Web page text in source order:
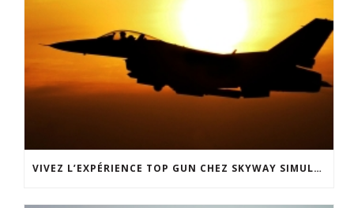
VIVEZ L’EXPÉRIENCE TOP GUN CHEZ SKYWAY SIMULATION